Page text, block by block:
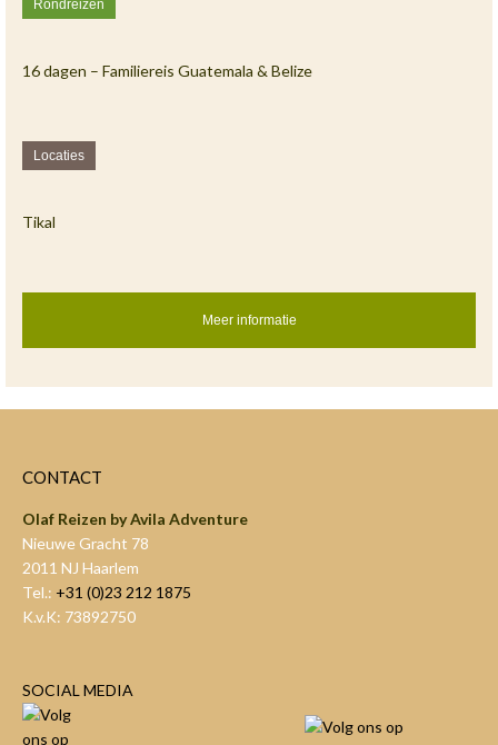
Rondreizen
16 dagen – Familiereis Guatemala & Belize
Locaties
Tikal
Meer informatie
CONTACT
Olaf Reizen by Avila Adventure
Nieuwe Gracht 78
2011 NJ Haarlem
Tel.: +31 (0)23 212 1875
K.v.K: 73892750
SOCIAL MEDIA